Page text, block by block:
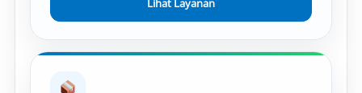
Lihat Layanan